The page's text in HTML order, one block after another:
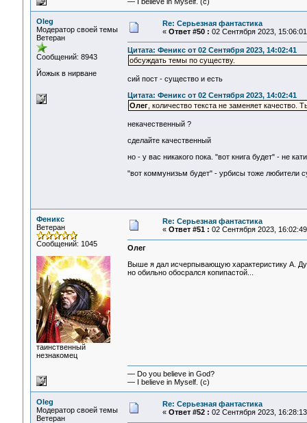
Oleg
Модератор своей темы
Ветеран
Сообщений: 8943
Йожык в нирване
Re: Серьезная фантастика
« Ответ #50 : 02 Сентября 2023,
Цитата: Феникс от 02 Сентября 2023, 14:02:41
обсуждать темы по существу.
сий пост - существо и есть
Цитата: Феникс от 02 Сентября 2023, 14:02:41
Олег, количество текста не заменяет качество.
некачественный ?
сделайте качественный
но - у вас никакого пока. "вот книга будет" - не
"вот коммунизьм будет" - урбисы тоже любители
Феникс
Ветеран
Сообщений: 1045
таинственный
незнакомец
Re: Серьезная фантастика
« Ответ #51 : 02 Сентября 2023,
Олег
Выше я дал исчерпывающую характеристику А.
но обильно обосрался копипастой...
— Do you believe in God?
— I believe in Myself. (c)
Oleg
Модератор своей темы
Ветеран
Re: Серьезная фантастика
« Ответ #52 : 02 Сентября 2023,